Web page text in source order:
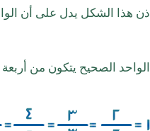
إذن هذا الشكل يدل على أن
الواحد الصحيح يتكون من أربعة